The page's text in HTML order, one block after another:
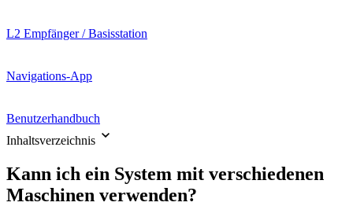
L2 Empfänger / Basisstation
Navigations-App
Benutzerhandbuch
Inhaltsverzeichnis
Kann ich ein System mit verschiedenen
Maschinen verwenden?